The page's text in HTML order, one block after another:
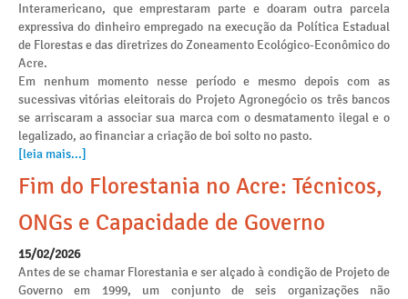
Interamericano, que emprestaram parte e doaram outra parcela
expressiva do dinheiro empregado na execução da Política Estadual
de Florestas e das diretrizes do Zoneamento Ecológico-Econômico do
Acre.
Em nenhum momento nesse período e mesmo depois com as
sucessivas vitórias eleitorais do Projeto Agronegócio os três bancos
se arriscaram a associar sua marca com o desmatamento ilegal e o
legalizado, ao financiar a criação de boi solto no pasto.
[leia mais...]
Fim do Florestania no Acre: Técnicos,
ONGs e Capacidade de Governo
15/02/2026
Antes de se chamar Florestania e ser alçado à condição de Projeto de
Governo em 1999, um conjunto de seis organizações não